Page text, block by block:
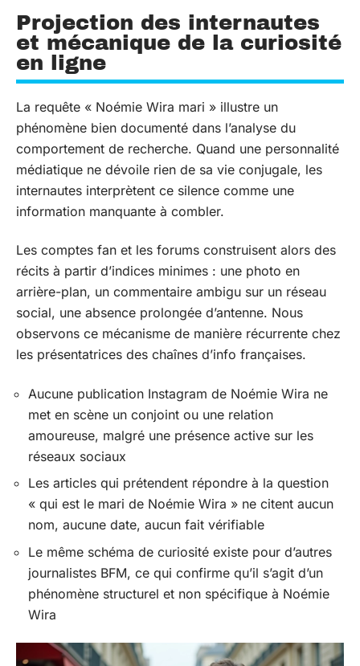
Projection des internautes
et mécanique de la curiosité
en ligne
La requête « Noémie Wira mari » illustre un
phénomène bien documenté dans l’analyse du
comportement de recherche. Quand une personnalité
médiatique ne dévoile rien de sa vie conjugale, les
internautes interprètent ce silence comme une
information manquante à combler.
Les comptes fan et les forums construisent alors des
récits à partir d’indices minimes : une photo en
arrière-plan, un commentaire ambigu sur un réseau
social, une absence prolongée d’antenne. Nous
observons ce mécanisme de manière récurrente chez
les présentatrices des chaînes d’info françaises.
Aucune publication Instagram de Noémie Wira ne
met en scène un conjoint ou une relation
amoureuse, malgré une présence active sur les
réseaux sociaux
Les articles qui prétendent répondre à la question
« qui est le mari de Noémie Wira » ne citent aucun
nom, aucune date, aucun fait vérifiable
Le même schéma de curiosité existe pour d’autres
journalistes BFM, ce qui confirme qu’il s’agit d’un
phénomène structurel et non spécifique à Noémie
Wira